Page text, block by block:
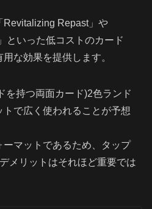
Revitalizing Repast」や
といった低コストのカード
な効果を提供します。
を持つ両面カード)2色ランド
で広く使われることが予想
ーマットであるため、タップ
メリットはそれほど重要では